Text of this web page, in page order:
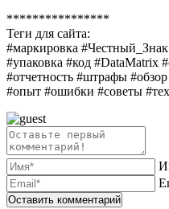
****************
Теги для сайта:
#маркировка #Честный_Знак
#упаковка #код #DataMatrix
#отчетность #штрафы
#опыт #ошибки #советы